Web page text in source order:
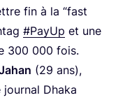
fin à la “fast
#PayUp et une
300 000 fois.
(29 ans),
Dha­ka